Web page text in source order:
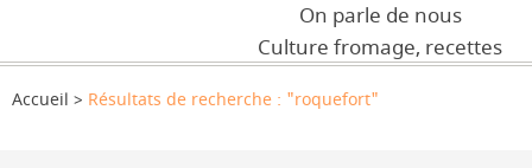
On parle de nous
Culture fromage, recettes
Accueil Résultats de recherche : "roquefort"